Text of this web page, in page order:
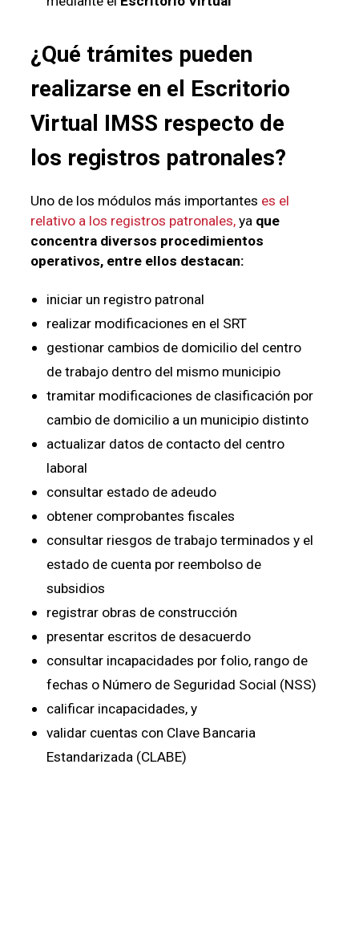
¿Qué trámites pueden
realizarse en el Escritorio
Virtual IMSS respecto de
los registros patronales?
Uno de los módulos más importantes es el
relativo a los registros patronales,ya que
concentra diversos procedimientos
operativos, entre ellos destacan:
iniciar un registro patronal
realizar modificaciones en el SRT
gestionar cambios de domicilio del centro
de trabajo dentro del mismo municipio
tramitar modificaciones de clasificación por
cambio de domicilio a un municipio distinto
actualizar datos de contacto del centro
laboral
consultar estado de adeudo
obtener comprobantes fiscales
consultar riesgos de trabajo terminados y el
estado de cuenta por reembolso de
subsidios
registrar obras de construcción
presentar escritos de desacuerdo
consultar incapacidades por folio, rango de
fechas o Número de Seguridad Social (NSS)
calificar incapacidades, y
validar cuentas con Clave Bancaria
Estandarizada (CLABE)